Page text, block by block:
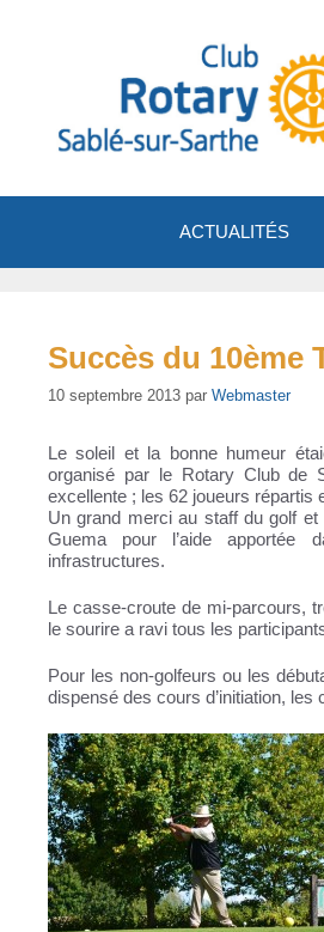
ACTUALITÉS
Succès du 10ème
10 septembre 2013 par Webmaster
Le soleil et la bonne humeur
organisé par le Rotary Club de
excellente ; les 62 joueurs répartis
Un grand merci au staff du golf et
Guema pour l’aide apportée
infrastructures.
Le casse-croute de mi-parcours,
le sourire a ravi tous les
Pour les non-golfeurs ou les
dispensé des cours d’initiation,